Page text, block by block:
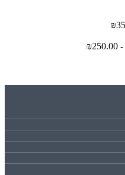
- ₪250.00